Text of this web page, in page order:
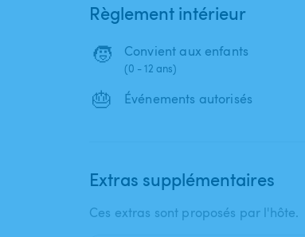
Règlement intérieur
🧒 Convient aux enfants
(0 - 12 ans)
🎂 Événements autorisés
Extras supplémentaires
Ces extras sont proposés par l'hôte.